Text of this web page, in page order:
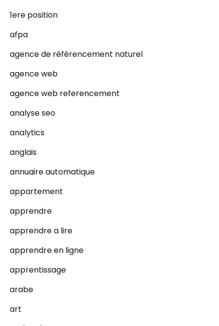
1ere position
afpa
agence de référencement naturel
agence web
agence web referencement
analyse seo
analytics
anglais
annuaire automatique
appartement
apprendre
apprendre a lire
apprendre en ligne
apprentissage
arabe
art